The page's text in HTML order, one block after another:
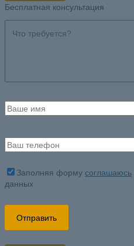
Бесплатная консультация
Заполняя форму соглашаюсь
данных